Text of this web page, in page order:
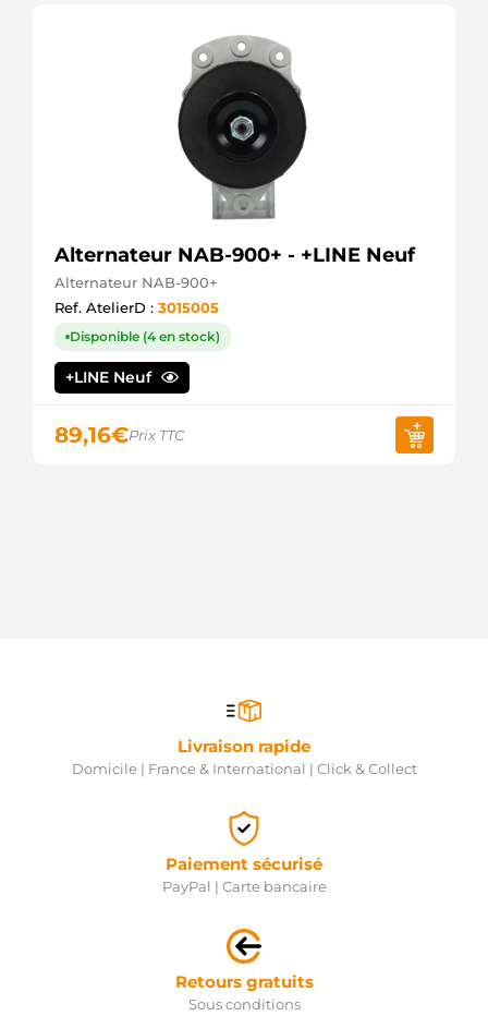
Alternateur NAB-900+ - +LINE Neuf
Alternateur NAB-900+
Ref. AtelierD : 3015005
Disponible (4 en stock)
+LINE Neuf
89,16€Prix TTC
Livraison rapide
Domicile | France & International | Click & Collect
Paiement sécurisé
PayPal | Carte bancaire
Retours gratuits
Sous conditions